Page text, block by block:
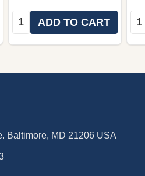
Quantity:ADD TO CART
Baltimore, MD 21206 USA